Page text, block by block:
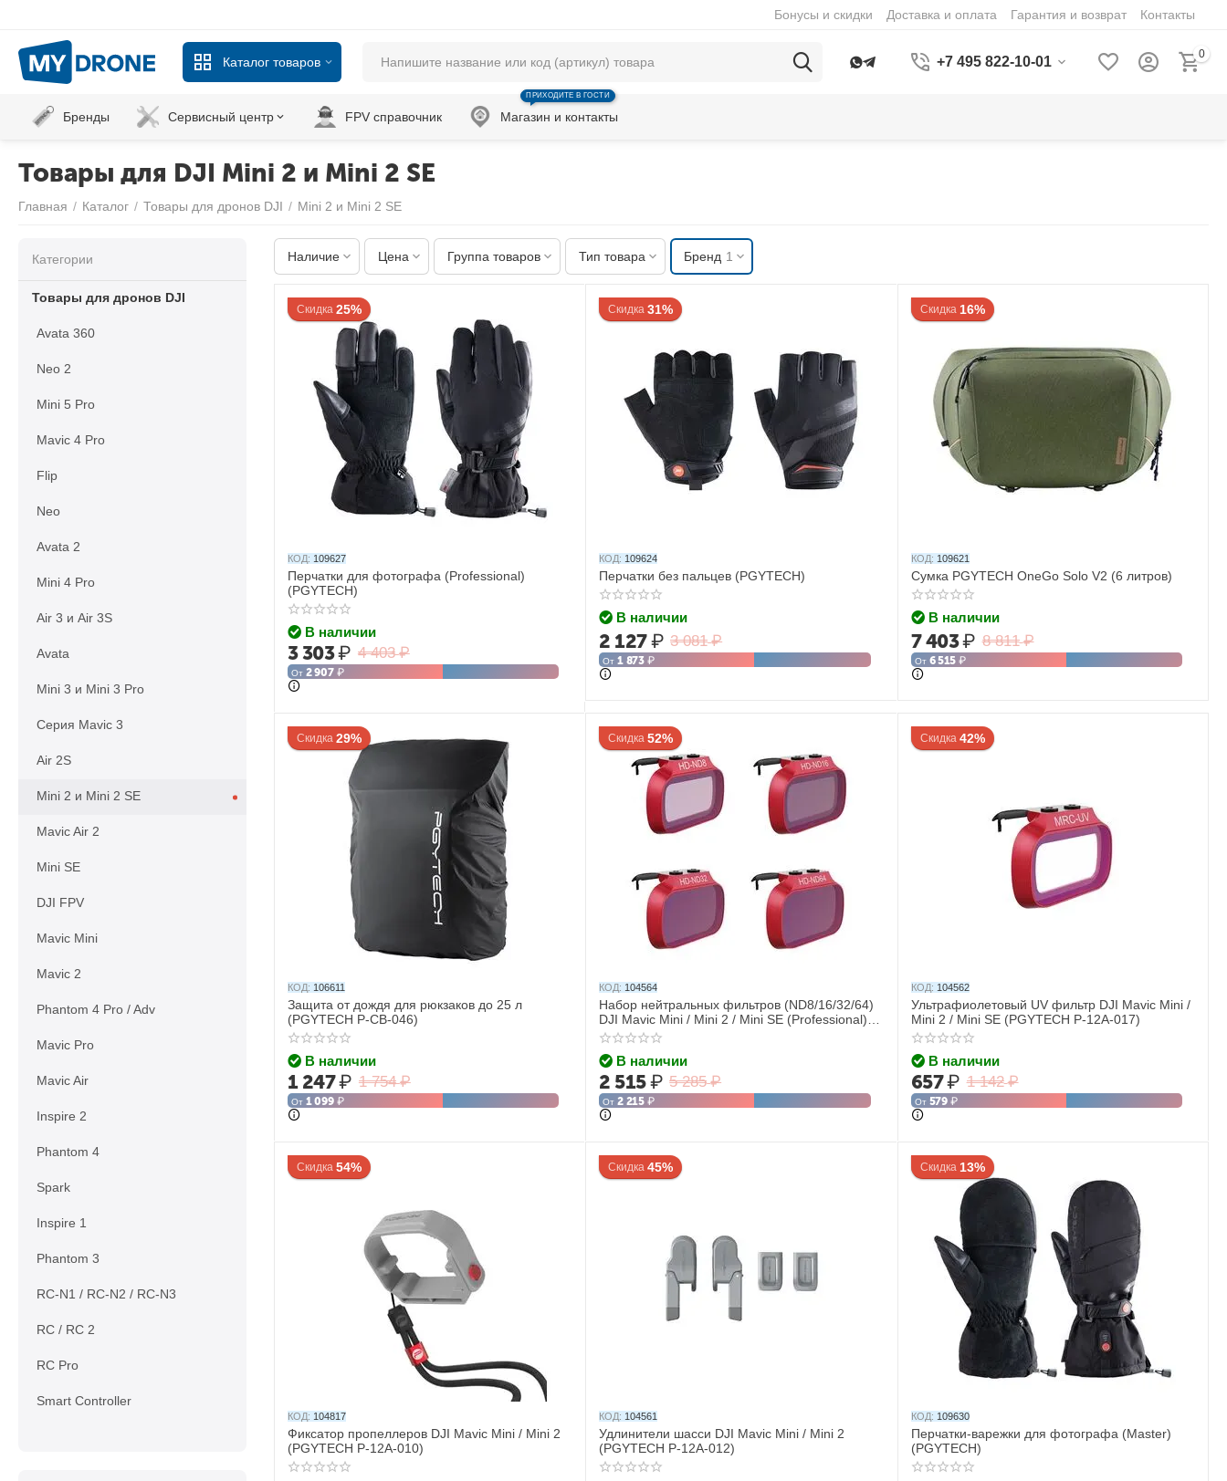
Бонусы и скидки Доставка и оплата Гарантия и возврат Контакты
Каталог товаров +7 495 822-10-01 0
Бренды Сервисный центр FPV справочник Магазин и контакты
ПРИХОДИТЕ В ГОСТИ
Товары для DJI Mini 2 и Mini 2 SE
Главная / Каталог / Товары для дронов DJI / Mini 2 и Mini 2 SE
Наличие Цена Группа товаров Тип товара Бренд 1
Скидка 25%
КОД: 109627
Перчатки для фотографа (Professional)
(PGYTECH)
В наличии
4 403 ₽
3 303₽
От 2 907 ₽
Скидка 31%
КОД: 109624
Перчатки без пальцев (PGYTECH)
В наличии
3 081 ₽
2 127₽
От1 873 ₽
Скидка 16%
КОД: 109621
Сумка PGYTECH OneGo Solo V2 (6 литров)
В наличии
8 811 ₽
7 403₽
От 6 515 ₽
Скидка 29%
КОД: 106611
Защита от дождя для рюкзаков до 25 л
(PGYTECH P-CB-046)
В наличии
1 754 ₽
1 247₽
От 1 099 ₽
Скидка 52%
КОД: 104564
Набор нейтральных фильтров (ND8/16/32/64)
DJI Mavic Mini / Mini 2 / Mini SE (Professional)
(PGYTECH P-12A-019)
В наличии
5 285 ₽
2 515₽
От2 215 ₽
Скидка 42%
КОД: 104562
Ультрафиолетовый UV фильтр DJI Mavic Mini /
Mini 2 / Mini SE (PGYTECH P-12A-017)
В наличии
1 142 ₽
657₽
От 579 ₽
Скидка 54%
КОД: 104817
Фиксатор пропеллеров DJI Mavic Mini / Mini 2
(PGYTECH P-12A-010)
Скидка 45%
КОД: 104561
Удлинители шасси DJI Mavic Mini / Mini 2
(PGYTECH P-12A-012)
Скидка 13%
КОД: 109630
Перчатки-варежки для фотографа (Master)
(PGYTECH)
Категории
Товары для дронов DJI
Avata 360
Neo 2
Mini 5 Pro
Mavic 4 Pro
Flip
Neo
Avata 2
Mini 4 Pro
Air 3 и Air 3S
Avata
Mini 3 и Mini 3 Pro
Серия Mavic 3
Air 2S
Mini 2 и Mini 2 SE
Mavic Air 2
Mini SE
DJI FPV
Mavic Mini
Mavic 2
Phantom 4 Pro / Adv
Mavic Pro
Mavic Air
Inspire 2
Phantom 4
Spark
Inspire 1
Phantom 3
RC-N1 / RC-N2 / RC-N3
RC / RC 2
RC Pro
Smart Controller